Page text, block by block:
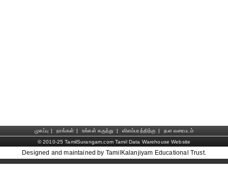
முகப்பு | நாங்கள் | உங்கள் கருத்து | விளம்பரத்திற்கு |
தள வரைபடம்
© 2010-25 TamilSurangam.com Tamil Data Warehouse Website
Designed and maintained by TamilKalanjiyam Educational Trust.